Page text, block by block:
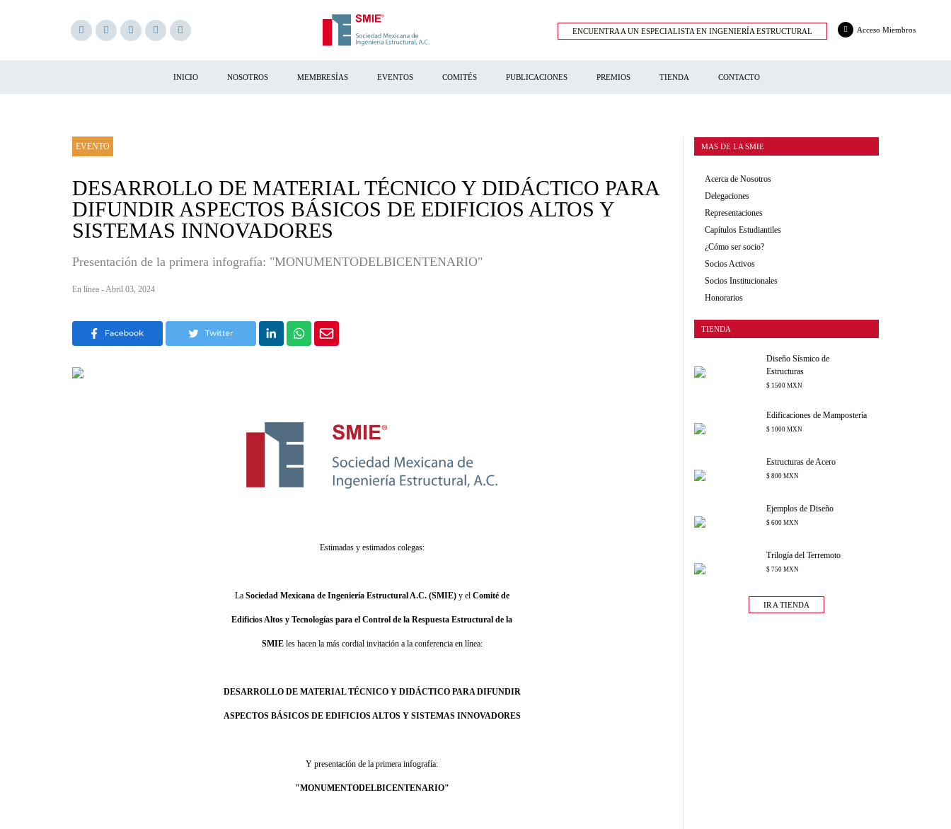
ENCUENTRA A UN ESPECIALISTA EN INGENIERÍA ESTRUCTURAL Acceso Miembros
INICIO NOSOTROS MEMBRESÍAS EVENTOS COMITÉS PUBLICACIONES PREMIOS TIENDA CONTACTO
EVENTO
DESARROLLO DE MATERIAL TÉCNICO Y DIDÁCTICO PARA
DIFUNDIR ASPECTOS BÁSICOS DE EDIFICIOS ALTOS Y
SISTEMAS INNOVADORES
Presentación de la primera infografía: "MONUMENTODELBICENTENARIO"
En línea - Abril 03, 2024
Estimadas y estimados colegas:
La Sociedad Mexicana de Ingeniería Estructural A.C. (SMIE)y el Comité de
Edificios Altos y Tecnologías para el Control de la Respuesta Estructural de la
SMIEles hacen la más cordial invitación a la conferencia en línea:
DESARROLLO DE MATERIAL TÉCNICO Y DIDÁCTICO PARA DIFUNDIR
ASPECTOS BÁSICOS DE EDIFICIOS ALTOS Y SISTEMAS INNOVADORES
Y presentación de la primera infografía:
"MONUMENTODELBICENTENARIO"
MAS DE LA SMIE
Acerca de Nosotros
Delegaciones
Representaciones
Capítulos Estudiantiles
¿Cómo ser socio?
Socios Activos
Socios Institucionales
Honorarios
TIENDA
Diseño Sísmico de
Estructuras
$ 1500 MXN
Edificaciones de Mampostería
$ 1000 MXN
Estructuras de Acero
$ 800 MXN
Ejemplos de Diseño
$ 600 MXN
Trilogía del Terremoto
$ 750 MXN
IR A TIENDA